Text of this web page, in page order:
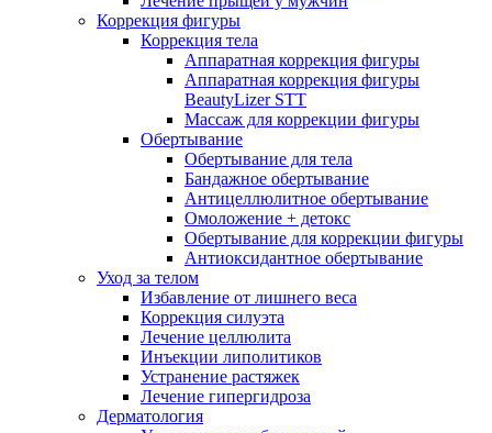
Коррекция фигуры
Коррекция тела
Аппаратная коррекция фигуры
Аппаратная коррекция фигуры
BeautyLizer STT
Массаж для коррекции фигуры
Обертывание
Обертывание для тела
Бандажное обертывание
Антицеллюлитное обертывание
Омоложение + детокс
Обертывание для коррекции фигуры
Антиоксидантное обертывание
Уход за телом
Избавление от лишнего веса
Коррекция силуэта
Лечение целлюлита
Инъекции липолитиков
Устранение растяжек
Лечение гипергидроза
Дерматология